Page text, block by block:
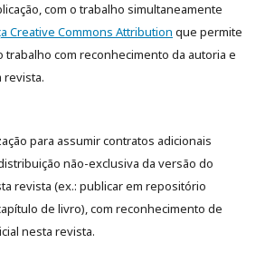
com o trabalho simultaneamente
Creative Commons Attribution que permite
trabalho com reconhecimento da autoria e
revista.
para assumir contratos adicionais
não-exclusiva da versão do
revista (ex.: publicar em repositório
de livro), com reconhecimento de
nesta revista.